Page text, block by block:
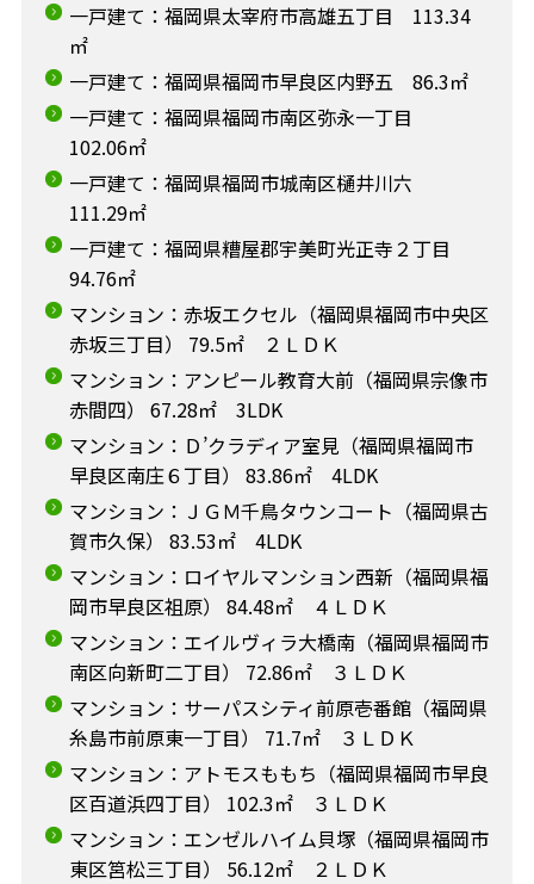
一戸建て：福岡県太宰府市高雄五丁目 113.34
㎡
一戸建て：福岡県福岡市早良区内野五 86.3㎡
一戸建て：福岡県福岡市南区弥永一丁目
102.06㎡
一戸建て：福岡県福岡市城南区樋井川六
111.29㎡
一戸建て：福岡県糟屋郡宇美町光正寺２丁目
94.76㎡
マンション：赤坂エクセル（福岡県福岡市中央区
赤坂三丁目） 79.5㎡ ２ＬＤＫ
マンション：アンピール教育大前（福岡県宗像市
赤間四） 67.28㎡ 3LDK
マンション：Ｄ’クラディア室見（福岡県福岡市
早良区南庄６丁目） 83.86㎡ 4LDK
マンション：ＪＧＭ千鳥タウンコート（福岡県古
賀市久保） 83.53㎡ 4LDK
マンション：ロイヤルマンション西新（福岡県福
岡市早良区祖原） 84.48㎡ ４ＬＤＫ
マンション：エイルヴィラ大橋南（福岡県福岡市
南区向新町二丁目） 72.86㎡ ３ＬＤＫ
マンション：サーパスシティ前原壱番館（福岡県
糸島市前原東一丁目） 71.7㎡ ３ＬＤＫ
マンション：アトモスももち（福岡県福岡市早良
区百道浜四丁目） 102.3㎡ ３ＬＤＫ
マンション：エンゼルハイム貝塚（福岡県福岡市
東区筥松三丁目） 56.12㎡ ２ＬＤＫ